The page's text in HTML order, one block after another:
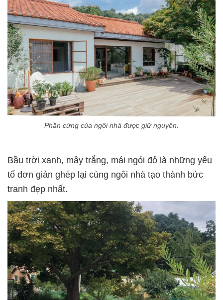
Phần cứng của ngôi nhà được giữ nguyên.
Bầu trời xanh, mây trắng, mái ngói đỏ là những yếu
tố đơn giản ghép lại cùng ngôi nhà tạo thành bức
tranh đẹp nhất.